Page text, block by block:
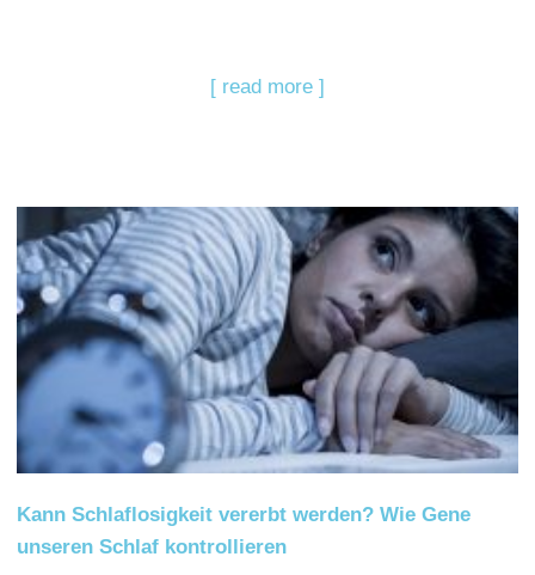
[ read more ]
Kann Schlaflosigkeit vererbt werden? Wie Gene
unseren Schlaf kontrollieren